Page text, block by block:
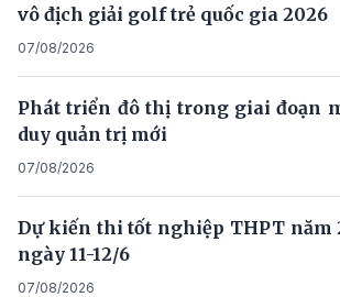
vô địch giải golf trẻ quốc gia 2026
07/08/2026
Phát triển đô thị trong giai đoạn
duy quản trị mới
07/08/2026
Dự kiến thi tốt nghiệp THPT năm
ngày 11-12/6
07/08/2026